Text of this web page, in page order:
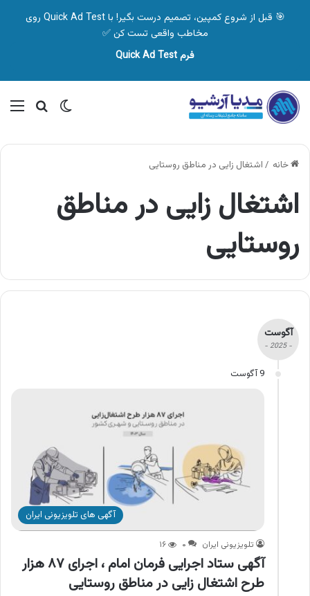
🎯 قبل از شروع کمپین، تصمیم درست بگیر! با Quick Ad Test روی
مخاطب واقعی تست کن ✅
فرم Quick Ad Test
تغییر پوسته
خانه / اشتغال زایی در مناطق روستایی
اشتغال زایی در مناطق
روستایی
آگوست
- 2025 -
9 آگوست
آگهی های تلویزیونی ایران
تلویزیونی ایران ۰ ۱۶
آگهی ستاد اجرایی فرمان امام ، اجرای ۸۷ هزار
طرح اشتغال زایی در مناطق روستایی